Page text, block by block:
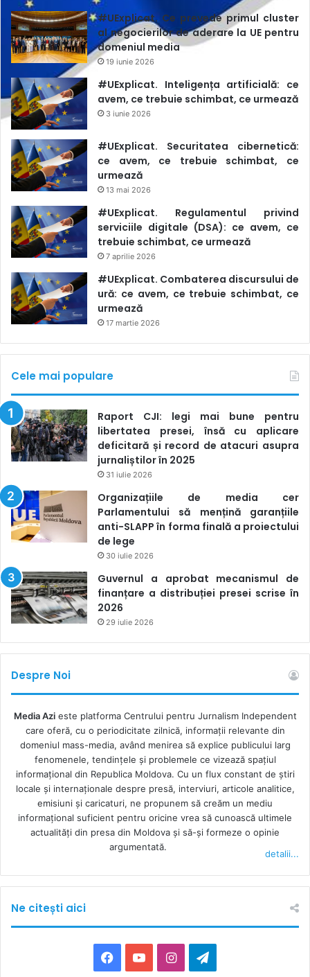
#UExplicat. Ce prevede primul cluster
al negocierilor de aderare la UE pentru
domeniul media
19 iunie 2026
#UExplicat. Inteligența artificială: ce
avem, ce trebuie schimbat, ce urmează
3 iunie 2026
#UExplicat. Securitatea cibernetică:
ce avem, ce trebuie schimbat, ce
urmează
13 mai 2026
#UExplicat. Regulamentul privind
serviciile digitale (DSA): ce avem, ce
trebuie schimbat, ce urmează
7 aprilie 2026
#UExplicat. Combaterea discursului de
ură: ce avem, ce trebuie schimbat, ce
urmează
17 martie 2026
Cele mai populare
Raport CJI: legi mai bune pentru
libertatea presei, însă cu aplicare
deficitară și record de atacuri asupra
jurnaliștilor în 2025
31 iulie 2026
Organizațiile de media cer
Parlamentului să mențină garanțiile
anti-SLAPP în forma finală a proiectului
de lege
30 iulie 2026
Guvernul a aprobat mecanismul de
finanțare a distribuției presei scrise în
2026
29 iulie 2026
Despre Noi
Media Azieste platforma Centrului pentru Jurnalism Independent
care oferă, cu o periodicitate zilnică, informații relevante din
domeniul mass-media, având menirea să explice publicului larg
fenomenele, tendințele și problemele ce vizează spațiul
informațional din Republica Moldova. Cu un flux constant de ştiri
locale şi internaţionale despre presă, interviuri, articole analitice,
emisiuni și caricaturi, ne propunem să creăm un mediu
informaţional suficient pentru oricine vrea să cunoască ultimele
actualităţi din presa din Moldova şi să-şi formeze o opinie
argumentată.
detalii...
Ne citești aici
I